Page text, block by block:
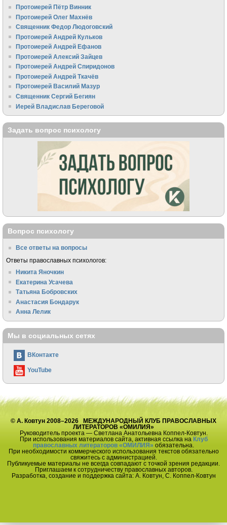
Протоиерей Пётр Винник
Протоиерей Олег Махнёв
Священник Федор Людоговский
Протоиерей Андрей Кульков
Протоиерей Андрей Ефанов
Протоиерей Алексий Зайцев
Протоиерей Андрей Спиридонов
Протоиерей Андрей Ткачёв
Протоиерей Василий Мазур
Священник Сергий Бегиян
Иерей Владислав Береговой
Задать вопрос психологу
Вопрос психологу
Все ответы на вопросы
Ответы православных психологов:
Никита Яночкин
Екатерина Усачева
Татьяна Бобровских
Анастасия Бондарук
Анна Лелик
Мы в социальных сетях
ВКонтакте
YouTube
© А. Ковтун 2008–2026 МЕЖДУНАРОДНЫЙ КЛУБ ПРАВОСЛАВНЫХ
ЛИТЕРАТОРОВ «ОМИЛИЯ»
Руководитель проекта — Светлана Анатольевна Коппел-Ковтун.
При использования материалов сайта, активная ссылка на Клуб
православных литераторов «ОМИЛИЯ» обязательна.
При необходимости коммерческого использования текстов обязательно
свяжитесь с администрацией.
Публикуемые материалы не всегда совпадают с точкой зрения редакции.
Приглашаем к сотрудничеству православных авторов.
Разработка, создание и поддержка сайта: А. Ковтун, С. Коппел-Ковтун